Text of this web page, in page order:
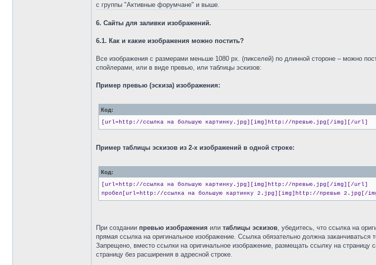
с группы "Активные форумчане" и выше.
6. Сайты для заливки изображений.
6.1. Как и какие изображения можно постить?
Все изображения с размерами меньше 1080 px. (пикселей) по длинной стороне – можно
спойлерами, или в виде превью, или таблицы эскизов:
Пример превью (эскиза) изображения:
Код:
[url=http://ссылка на большую картинку.jpg][img]http://превью.jpg[/img][/url]
Пример таблицы эскизов из 2-х изображений в одной строке:
Код:
[url=http://ссылка на большую картинку.jpg][img]http://превью.jpg[/img][/url]
пробел[url=http://ссылка на большую картинку 2.jpg][img]http://превью 2.jpg[/
При создании превью изображения или таблицы эскизов, убедитесь, что ссылка на
прямая ссылка на оригинальное изображение. Ссылка обязательно должна
Запрещено, вместо ссылки на оригинальное изображение, размещать ссылку на страницу
страницу без расширения в адресной строке.